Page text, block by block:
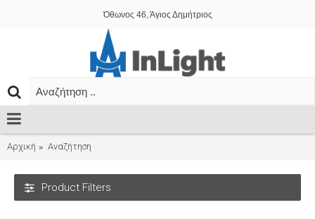
Όθωνος 46, Άγιος Δημήτριος
Αρχική Αναζήτηση
Product Filters